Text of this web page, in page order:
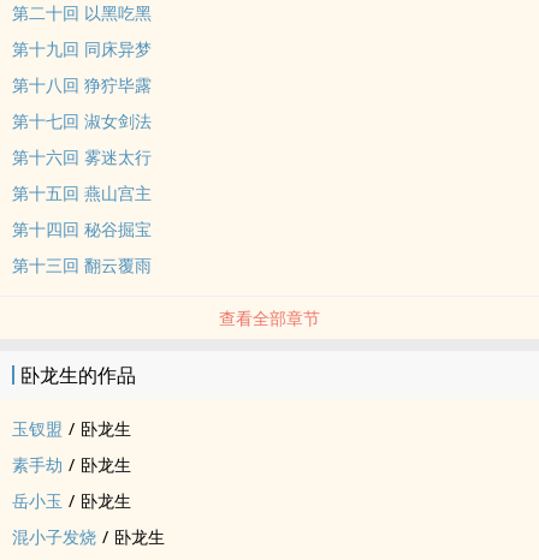
第二十回 以黑吃黑
第十九回 同床异梦
第十八回 狰狞毕露
第十七回 淑女剑法
第十六回 雾迷太行
第十五回 燕山宫主
第十四回 秘谷掘宝
第十三回 翻云覆雨
查看全部章节
卧龙生的作品
玉钗盟 / 卧龙生
素手劫 / 卧龙生
岳小玉 / 卧龙生
混小子发烧 / 卧龙生